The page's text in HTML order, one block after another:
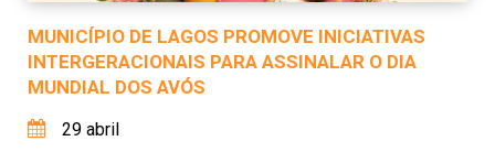
MUNICÍPIO DE LAGOS PROMOVE INICIATIVAS
INTERGERACIONAIS PARA ASSINALAR O DIA
MUNDIAL DOS AVÓS
29 abril